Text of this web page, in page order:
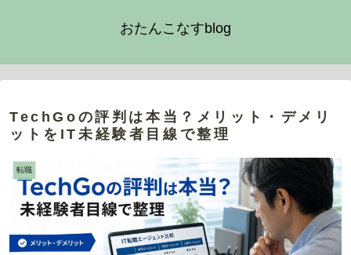
おたんこなすblog
TechGoの評判は本当？メリット・デメリ
ットをIT未経験者目線で整理
転職